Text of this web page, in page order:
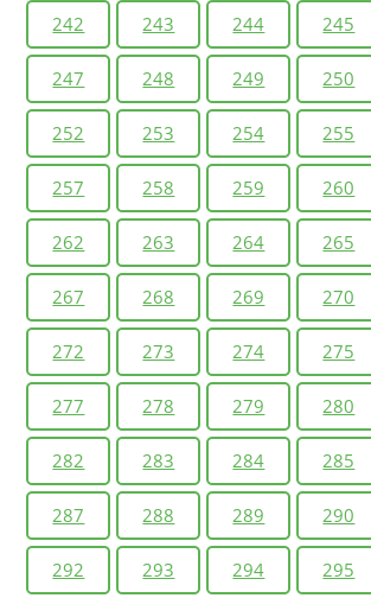
242 243 244 245
247 248 249 250
252 253 254 255
257 258 259 260
262 263 264 265
267 268 269 270
272 273 274 275
277 278 279 280
282 283 284 285
287 288 289 290
292 293 294 295